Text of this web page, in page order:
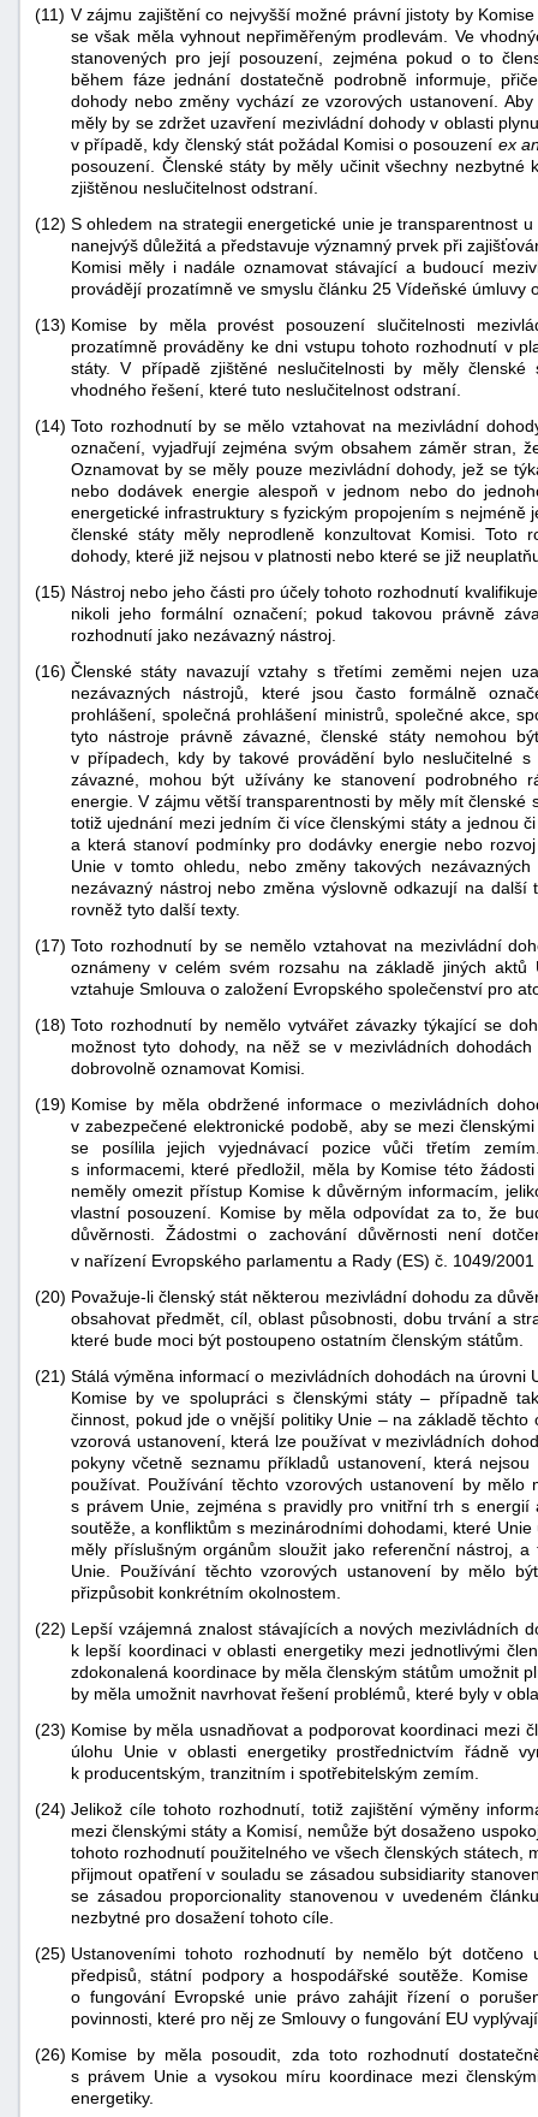
(11) V zájmu zajištění co nejvyšší možné právní jistoty by
se však měla vyhnout nepřiměřeným prodlevám. Ve
stanovených pro její posouzení, zejména pokud o to
během fáze jednání dostatečně podrobně informuje,
dohody nebo změny vychází ze vzorových ustanovení.
měly by se zdržet uzavření mezivládní dohody v oblasti
v případě, kdy členský stát požádal Komisi o posouzení ex
posouzení. Členské státy by měly učinit všechny
zjištěnou neslučitelnost odstraní.
(12) S ohledem na strategii energetické unie je transparentnost
nanejvýš důležitá a představuje významný prvek při
Komisi měly i nadále oznamovat stávající a budoucí
provádějí prozatímně ve smyslu článku 25 Vídeňské
(13) Komise by měla provést posouzení slučitelnosti
prozatímně prováděny ke dni vstupu tohoto rozhodnutí v
státy. V případě zjištěné neslučitelnosti by měly
vhodného řešení, které tuto neslučitelnost odstraní.
(14) Toto rozhodnutí by se mělo vztahovat na mezivládní
označení, vyjadřují zejména svým obsahem záměr stran,
Oznamovat by se měly pouze mezivládní dohody, jež se
nebo dodávek energie alespoň v jednom nebo do
energetické infrastruktury s fyzickým propojením s
členské státy měly neprodleně konzultovat Komisi.
dohody, které již nejsou v platnosti nebo které se již
(15) Nástroj nebo jeho části pro účely tohoto rozhodnutí
nikoli jeho formální označení; pokud takovou právně
rozhodnutí jako nezávazný nástroj.
(16) Členské státy navazují vztahy s třetími zeměmi nejen
nezávazných nástrojů, které jsou často formálně
prohlášení, společná prohlášení ministrů, společné akce,
tyto nástroje právně závazné, členské státy nemohou
v případech, kdy by takové provádění bylo neslučitelné
závazné, mohou být užívány ke stanovení podrobného
energie. V zájmu větší transparentnosti by měly mít členské
totiž ujednání mezi jedním či více členskými státy a jednou
a která stanoví podmínky pro dodávky energie nebo
Unie v tomto ohledu, nebo změny takových
nezávazný nástroj nebo změna výslovně odkazují na
rovněž tyto další texty.
(17) Toto rozhodnutí by se nemělo vztahovat na mezivládní
oznámeny v celém svém rozsahu na základě jiných
vztahuje Smlouva o založení Evropského společenství pro
(18) Toto rozhodnutí by nemělo vytvářet závazky týkající se
možnost tyto dohody, na něž se v mezivládních
dobrovolně oznamovat Komisi.
(19) Komise by měla obdržené informace o mezivládních
v zabezpečené elektronické podobě, aby se mezi
se posílila jejich vyjednávací pozice vůči třetím
s informacemi, které předložil, měla by Komise této
neměly omezit přístup Komise k důvěrným informacím,
vlastní posouzení. Komise by měla odpovídat za to, že
důvěrnosti. Žádostmi o zachování důvěrnosti není
v nařízení Evropského parlamentu a Rady (ES) č. 1049/2001
(20) Považuje-li členský stát některou mezivládní dohodu za
obsahovat předmět, cíl, oblast působnosti, dobu trvání a
které bude moci být postoupeno ostatním členským státům.
(21) Stálá výměna informací o mezivládních dohodách na úrovni
Komise by ve spolupráci s členskými státy – případně
činnost, pokud jde o vnější politiky Unie – na základě
vzorová ustanovení, která lze používat v mezivládních
pokyny včetně seznamu příkladů ustanovení, která
používat. Používání těchto vzorových ustanovení by
s právem Unie, zejména s pravidly pro vnitřní trh s
soutěže, a konfliktům s mezinárodními dohodami, které
měly příslušným orgánům sloužit jako referenční nástroj,
Unie. Používání těchto vzorových ustanovení by mělo
přizpůsobit konkrétním okolnostem.
(22) Lepší vzájemná znalost stávajících a nových mezivládních
k lepší koordinaci v oblasti energetiky mezi jednotlivými
zdokonalená koordinace by měla členským státům umožnit
by měla umožnit navrhovat řešení problémů, které byly v
(23) Komise by měla usnadňovat a podporovat koordinaci mezi
úlohu Unie v oblasti energetiky prostřednictvím řádně
k producentským, tranzitním i spotřebitelským zemím.
(24) Jelikož cíle tohoto rozhodnutí, totiž zajištění výměny
mezi členskými státy a Komisí, nemůže být dosaženo
tohoto rozhodnutí použitelného ve všech členských státech,
přijmout opatření v souladu se zásadou subsidiarity
se zásadou proporcionality stanovenou v uvedeném
nezbytné pro dosažení tohoto cíle.
(25) Ustanoveními tohoto rozhodnutí by nemělo být
předpisů, státní podpory a hospodářské soutěže.
o fungování Evropské unie právo zahájit řízení o
povinnosti, které pro něj ze Smlouvy o fungování EU
(26) Komise by měla posoudit, zda toto rozhodnutí
s právem Unie a vysokou míru koordinace mezi
energetiky.
škod"